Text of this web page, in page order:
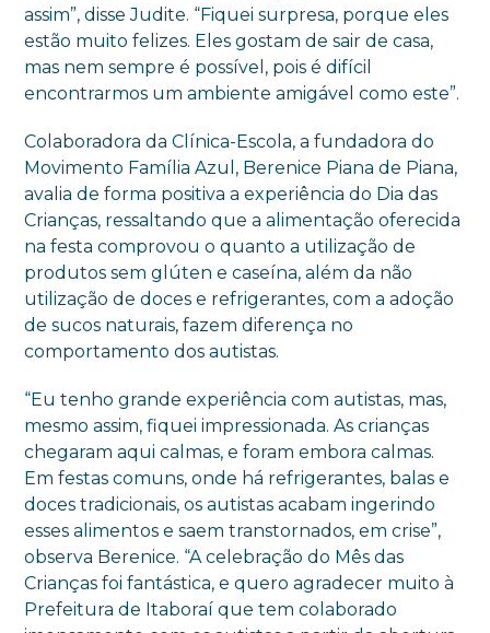
assim”, disse Judite. “Fiquei surpresa, porque eles
estão muito felizes. Eles gostam de sair de casa,
mas nem sempre é possível, pois é difícil
encontrarmos um ambiente amigável como este”.
Colaboradora da Clínica-Escola, a fundadora do
Movimento Família Azul, Berenice Piana de Piana,
avalia de forma positiva a experiência do Dia das
Crianças, ressaltando que a alimentação oferecida
na festa comprovou o quanto a utilização de
produtos sem glúten e caseína, além da não
utilização de doces e refrigerantes, com a adoção
de sucos naturais, fazem diferença no
comportamento dos autistas.
“Eu tenho grande experiência com autistas, mas,
mesmo assim, fiquei impressionada. As crianças
chegaram aqui calmas, e foram embora calmas.
Em festas comuns, onde há refrigerantes, balas e
doces tradicionais, os autistas acabam ingerindo
esses alimentos e saem transtornados, em crise”,
observa Berenice. “A celebração do Mês das
Crianças foi fantástica, e quero agradecer muito à
Prefeitura de Itaboraí que tem colaborado